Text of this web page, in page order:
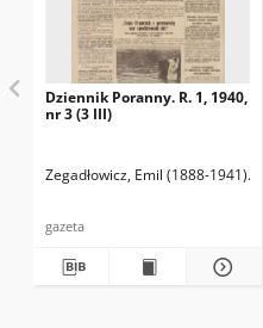
Dziennik Poranny. R. 1, 1940,
nr 3 (3 III)
Zegadłowicz, Emil (1888-1941)
gazeta